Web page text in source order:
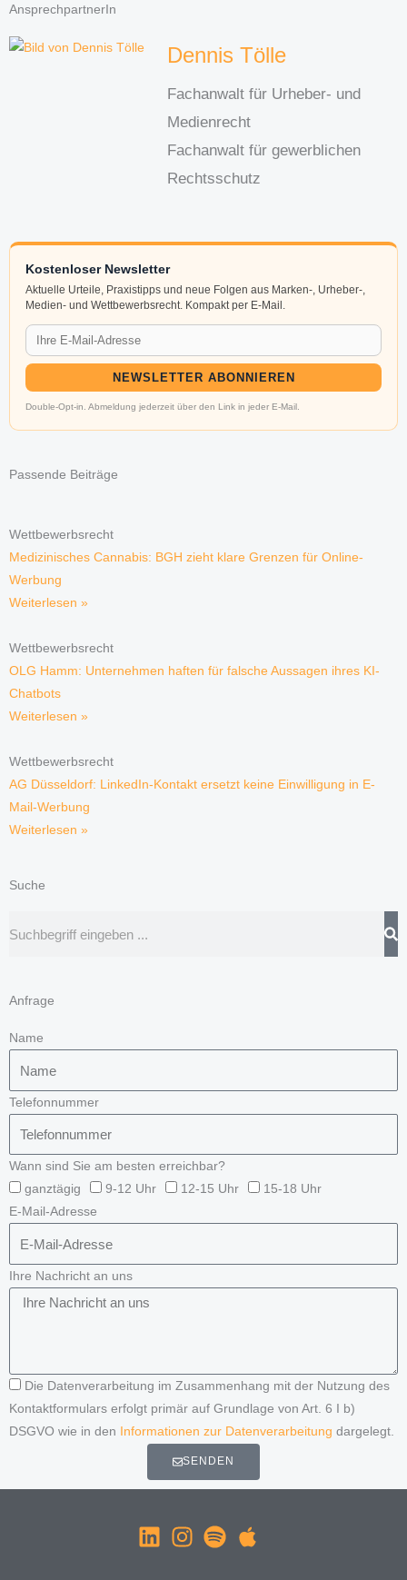
AnsprechpartnerIn
Dennis Tölle
Fachanwalt für Urheber- und
Medienrecht
Fachanwalt für gewerblichen
Rechtsschutz
Kostenloser Newsletter
Aktuelle Urteile, Praxistipps und neue Folgen aus Marken-, Urheber-,
Medien- und Wettbewerbsrecht. Kompakt per E-Mail.
NEWSLETTER ABONNIEREN
Double-Opt-in. Abmeldung jederzeit über den Link in jeder E-Mail.
Passende Beiträge
Wettbewerbsrecht
Medizinisches Cannabis: BGH zieht klare Grenzen für Online-
Werbung
Weiterlesen »
Wettbewerbsrecht
OLG Hamm: Unternehmen haften für falsche Aussagen ihres KI-
Chatbots
Weiterlesen »
Wettbewerbsrecht
AG Düsseldorf: LinkedIn-Kontakt ersetzt keine Einwilligung in E-
Mail-Werbung
Weiterlesen »
Suche
Anfrage
Name
Telefonnummer
Wann sind Sie am besten erreichbar?
ganztägig
9-12 Uhr 12-15 Uhr
15-18 Uhr
E-Mail-Adresse
Ihre Nachricht an uns
Die Datenverarbeitung im Zusammenhang mit der Nutzung des
Kontaktformulars erfolgt primär auf Grundlage von Art. 6 I b)
DSGVO wie in den
Informationen zur Datenverarbeitung dargelegt.
SENDEN